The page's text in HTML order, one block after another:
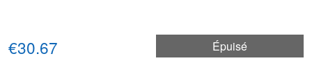
Épuisé
€30.67